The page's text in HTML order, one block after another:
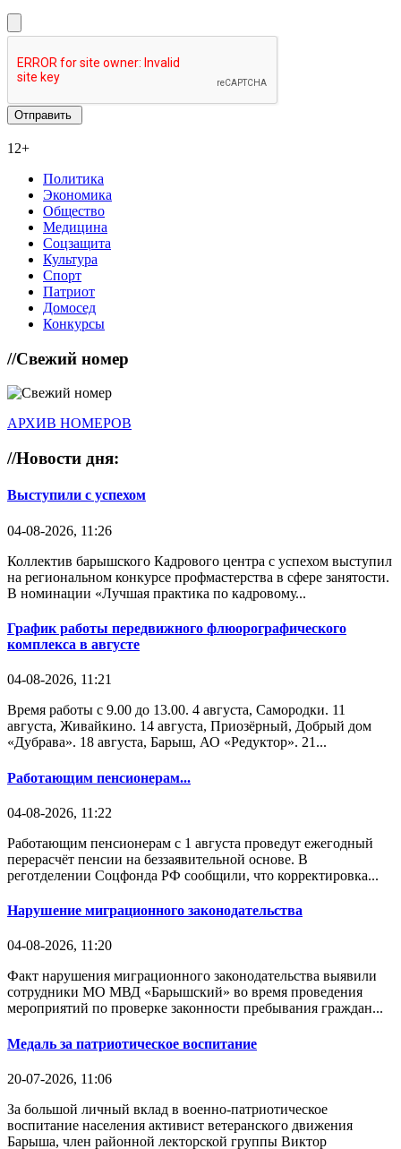
12+
Политика
Экономика
Общество
Медицина
Соцзащита
Культура
Спорт
Патриот
Домосед
Конкурсы
//Свежий номер
АРХИВ НОМЕРОВ
//Новости дня:
Выступили с успехом
04-08-2026, 11:26
Коллектив барышского Кадрового центра с успехом выступил
на региональном конкурсе профмастерства в сфере занятости.
В номинации «Лучшая практика по кадровому...
График работы передвижного флюорографического
комплекса в августе
04-08-2026, 11:21
Время работы с 9.00 до 13.00. 4 августа, Самородки. 11
августа, Живайкино. 14 августа, Приозёрный, Добрый дом
«Дубрава». 18 августа, Барыш, АО «Редуктор». 21...
Работающим пенсионерам...
04-08-2026, 11:22
Работающим пенсионерам с 1 августа проведут ежегодный
перерасчёт пенсии на беззаявительной основе. В
реготделении Соцфонда РФ сообщили, что корректировка...
Нарушение миграционного законодательства
04-08-2026, 11:20
Факт нарушения миграционного законодательства выявили
сотрудники МО МВД «Барышский» во время проведения
мероприятий по проверке законности пребывания граждан...
Медаль за патриотическое воспитание
20-07-2026, 11:06
За большой личный вклад в военно-патриотическое
воспитание населения активист ветеранского движения
Барыша, член районной лекторской группы Виктор